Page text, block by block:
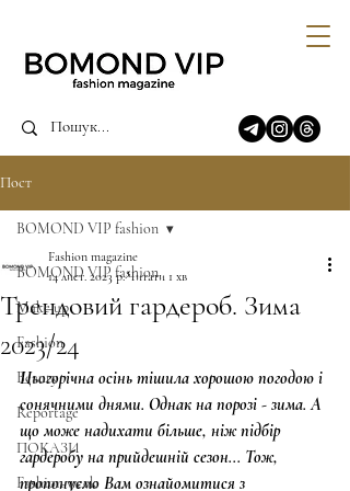
Пост
BOMOND VIP fashion
Make up
Fashion
Beauty
Reportage
ПОКАЗИ
Fashion week
BOMOND VIP fashion
Трендовий гардероб. Зима
2023/24
Fashion magazine
14 лист. 2023 р.Читати 1 хв
Цьогорічна осінь тішила хорошою погодою і
сонячними днями. Однак на порозі - зима. А
що може надихати більше, ніж підбір
гардеробу на прийдешній сезон... Тож,
пропонуємо Вам ознайомитися з